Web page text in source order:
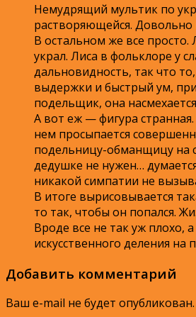
Немудрящий мультик по
растворяющейся.
В остальном же все
украл. Лиса в фольклоре у
дальновидность, так что
выдержки и быстрый ум,
подельщик, она
А вот еж — фигура
нем просыпается
подельницу-обманщицу на
дедушке не нужен…
никакой симпатии не
В итоге вырисовывается
то так, чтобы он попался.
Вроде все не так уж плохо,
искусственного деления
Добавить комментарий
Ваш e-mail не будет опубликован.